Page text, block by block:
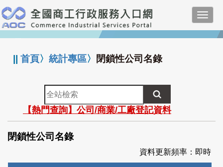
跳
到
主
要
:::
||首頁〉統計專區〉 閉鎖性公司名錄
全
站
檢
索
【熱門查詢】公司/商業/工廠登記資料
閉鎖性公司名錄
資料更新頻率：即時